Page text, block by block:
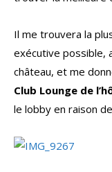
Il me trouvera la
exécutive possible,
château, et me
Club Lounge de
le lobby en raison